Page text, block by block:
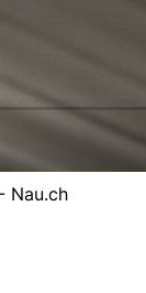
Nau.ch